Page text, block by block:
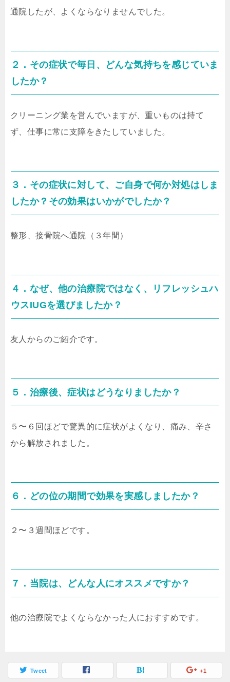
通院したが、よくならなりませんでした。
２．その症状で毎日、どんな気持ちを感じていま
したか？
クリーニング業を営んでいますが、重いものは持て
ず、仕事に常に支障をきたしていました。
３．その症状に対して、ご自身で何か対処はしま
したか？その効果はいかがでしたか？
整形、接骨院へ通院（３年間）
４．なぜ、他の治療院ではなく、リフレッシュハ
ウスIUGを選びましたか？
友人からのご紹介です。
５．治療後、症状はどうなりましたか？
５〜６回ほどで驚異的に症状がよくなり、痛み、辛さ
から解放されました。
６．どの位の期間で効果を実感しましたか？
２〜３週間ほどです。
７．当院は、どんな人にオススメですか？
他の治療院でよくならなかった人におすすめです。
Tweet +1